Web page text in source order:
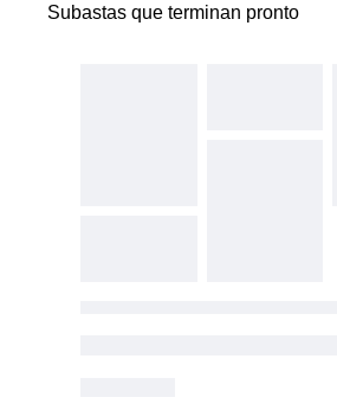
Subastas que terminan pronto